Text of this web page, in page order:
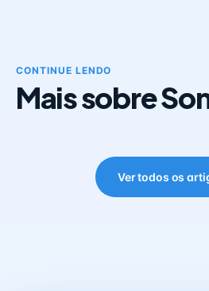
CONTINUE LENDO
Mais sobre
Ver todos os